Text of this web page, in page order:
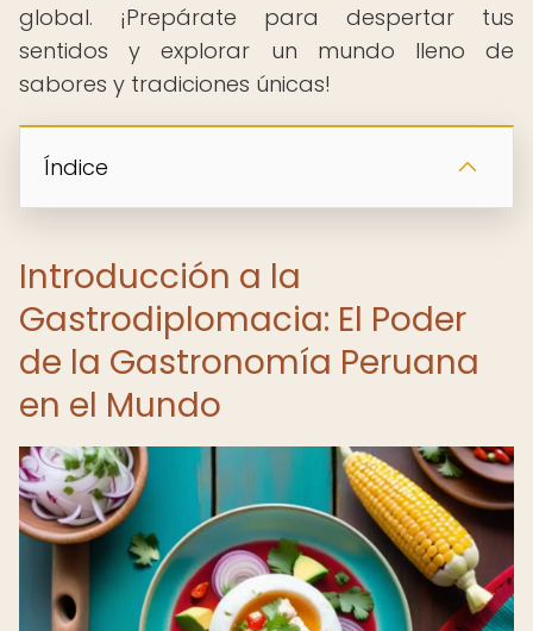
global. ¡Prepárate para despertar tus
sentidos y explorar un mundo lleno de
sabores y tradiciones únicas!
Índice
Introducción a la
Gastrodiplomacia: El Poder
de la Gastronomía Peruana
en el Mundo